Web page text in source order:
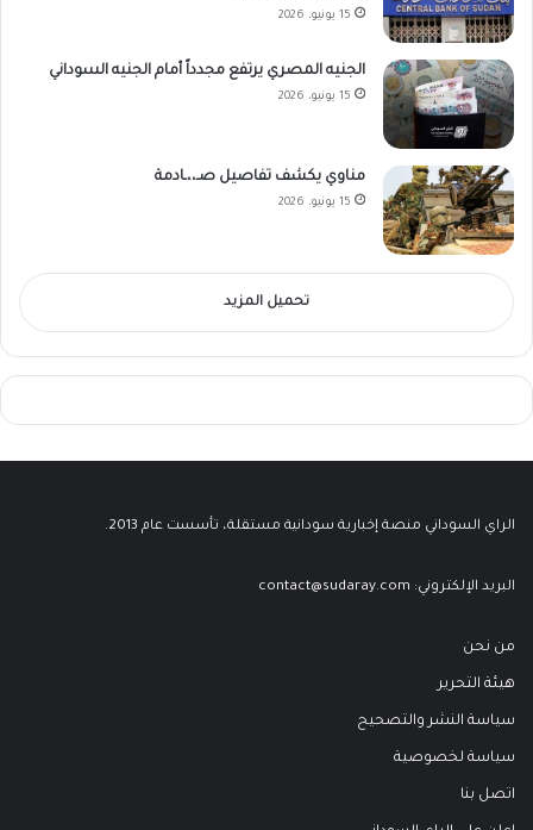
15 يونيو، 2026
الجنيه المصري يرتفع مجدداً أمام الجنيه السوداني
15 يونيو، 2026
مناوي يكشف تفاصيل صـ،،ـادمة
15 يونيو، 2026
تحميل المزيد
الراي السوداني منصة إخبارية سودانية مستقلة، تأسست عام 2013.
البريد الإلكتروني: contact@sudaray.com
من نحن
هيئة التحرير
سياسة النشر والتصحيح
سياسة لخصوصية
اتصل بنا